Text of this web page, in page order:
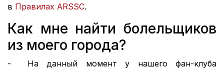
в Правилах ARSSC.
Как мне найти болельщиков
из моего города?
- На данный момент у нашего фан-клуба